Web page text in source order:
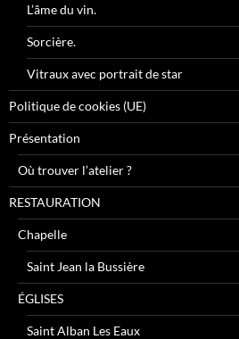
L’âme du vin.
Sorcière.
Vitraux avec portrait de star
Politique de cookies (UE)
Présentation
Où trouver l’atelier ?
RESTAURATION
Chapelle
Saint Jean la Bussière
ÉGLISES
Saint Alban Les Eaux